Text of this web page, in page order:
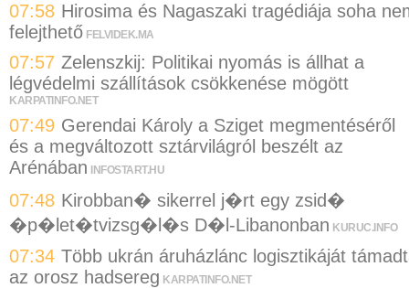
07:58 Hirosima és Nagaszaki tragédiája soha
felejthető FELVIDEK.MA
07:57 Zelenszkij: Politikai nyomás is állhat a
légvédelmi szállítások csökkenése mögött
KARPATINFO.NET
07:49 Gerendai Károly a Sziget megmentéséről
és a megváltozott sztárvilágról beszélt az
Arénában
INFOSTART.HU
07:48 Kirobban� sikerrel j�rt egy zsid�
�p�let�tvizsg�l�s D�l-Libanonban KURUC.INFO
07:34 Több ukrán áruházlánc logisztikáját
az orosz hadsereg KARPATINFO.NET